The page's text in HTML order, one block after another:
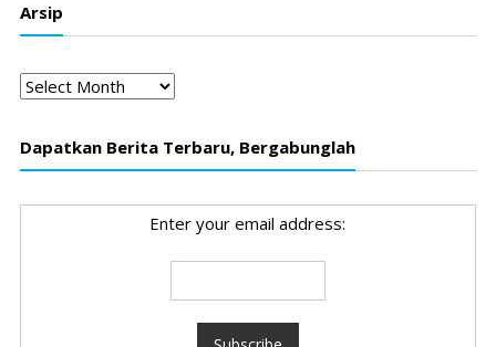
Arsip
Arsip
Dapatkan Berita Terbaru, Bergabunglah
Enter your email address: